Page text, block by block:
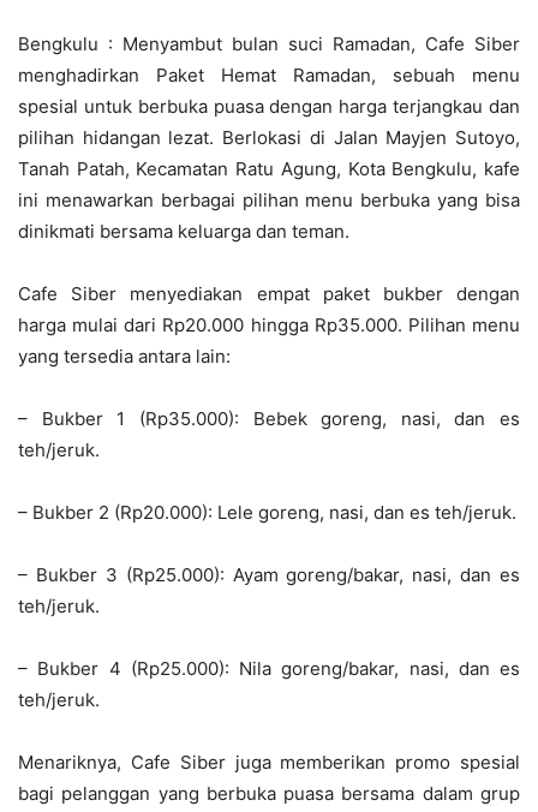
Bengkulu : Menyambut bulan suci Ramadan, Cafe Siber
menghadirkan Paket Hemat Ramadan, sebuah menu
spesial untuk berbuka puasa dengan harga terjangkau dan
pilihan hidangan lezat. Berlokasi di Jalan Mayjen Sutoyo,
Tanah Patah, Kecamatan Ratu Agung, Kota Bengkulu, kafe
ini menawarkan berbagai pilihan menu berbuka yang bisa
dinikmati bersama keluarga dan teman.
Cafe Siber menyediakan empat paket bukber dengan
harga mulai dari Rp20.000 hingga Rp35.000. Pilihan menu
yang tersedia antara lain:
– Bukber 1 (Rp35.000): Bebek goreng, nasi, dan es
teh/jeruk.
– Bukber 2 (Rp20.000): Lele goreng, nasi, dan es teh/jeruk.
– Bukber 3 (Rp25.000): Ayam goreng/bakar, nasi, dan es
teh/jeruk.
– Bukber 4 (Rp25.000): Nila goreng/bakar, nasi, dan es
teh/jeruk.
Menariknya, Cafe Siber juga memberikan promo spesial
bagi pelanggan yang berbuka puasa bersama dalam grup